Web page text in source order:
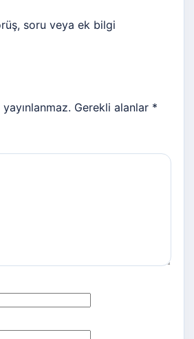
soru veya ek bilgi
Gerekli alanlar *